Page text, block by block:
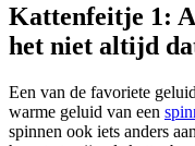
Kattenfeitje 1:
het niet altijd
Een van de favoriete
warme geluid van een
spinnen ook iets anders